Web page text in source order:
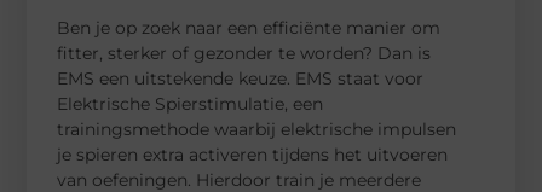
Ben je op zoek naar een efficiënte manier om
fitter, sterker of gezonder te worden? Dan is
EMS een uitstekende keuze. EMS staat voor
Elektrische Spierstimulatie, een
trainingsmethode waarbij elektrische impulsen
je spieren extra activeren tijdens het uitvoeren
van oefeningen. Hierdoor train je meerdere